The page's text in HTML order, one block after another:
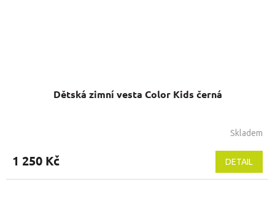
Dětská zimní vesta Color Kids černá
produktu
5,0
Skladem
1 250 Kč DETAIL